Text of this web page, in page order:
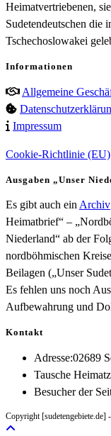
Heimatvertriebenen,
Sudetendeutschen die
Tschechoslowakei
Informationen
Allgemeine
Impressum
Cookie-Richtlinie (EU)
Ausgaben „Unser
Es gibt auch ein Archiv
Heimatbrief“ –
Niederland“ ab der
nordböhmischen
Beilagen („Unser
Es fehlen uns noch
Aufbewahrung und
Kontakt
Adresse:02689
Tausche
Besucher der
Copyright [sudetengebiete.de]